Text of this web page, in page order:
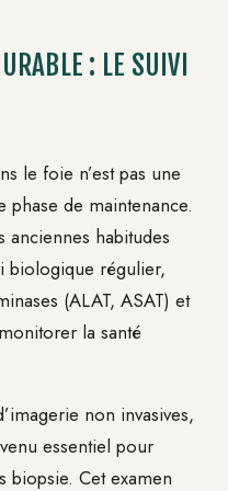
: LE SUIVI
le foie n’est pas une
phase de maintenance.
anciennes habitudes
biologique régulier,
(ALAT, ASAT) et
la santé
non invasives,
essentiel pour
biopsie. Cet examen